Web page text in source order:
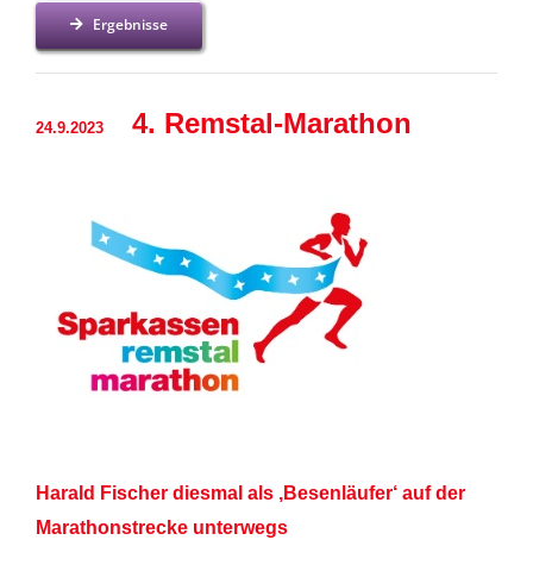
Ergebnisse
24.9.2023 4. Remstal-Marathon
Harald Fischer diesmal als ‚Besenläufer‘ auf der
Marathonstrecke unterwegs